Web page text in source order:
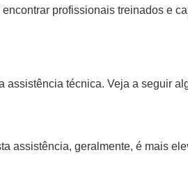
encontrar profissionais treinados e
assistência técnica. Veja a seguir
assistência, geralmente, é mais